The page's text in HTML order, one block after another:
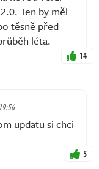
Ten by měl
těsně před
léta.
14
updatu si chci
5